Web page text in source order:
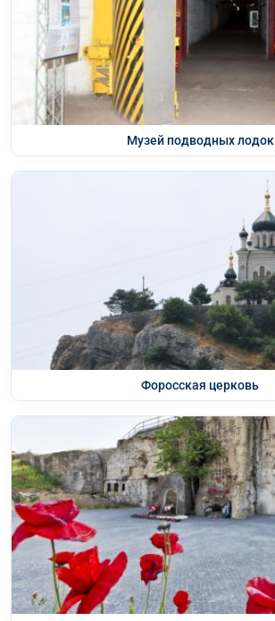
Музей подводных лодок
Форосская церковь